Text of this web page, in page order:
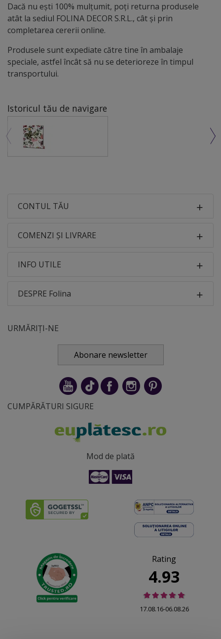
Dacă nu ești 100% mulțumit, poți returna produsele
atât la sediul FOLINA DECOR S.R.L., cât și prin
completarea cererii online.
Produsele sunt expediate către tine în ambalaje
speciale, astfel încât să nu se deterioreze în timpul
transportului.
Istoricul tău de navigare
CONTUL TĂU
COMENZI ȘI LIVRARE
INFO UTILE
DESPRE Folina
URMĂRIȚI-NE
Abonare newsletter
CUMPĂRĂTURI SIGURE
Mod de plată
Rating
4.93
17.08.16-06.08.26